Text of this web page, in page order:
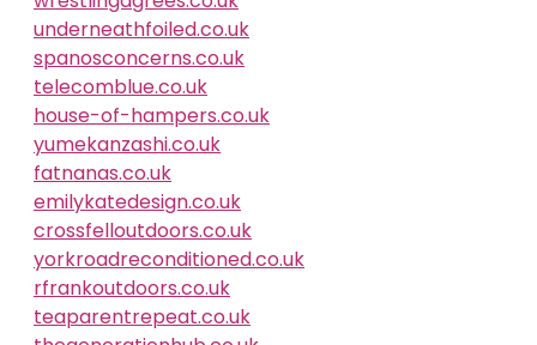
underneathfoiled.co.uk
spanosconcerns.co.uk
telecomblue.co.uk
house-of-hampers.co.uk
yumekanzashi.co.uk
fatnanas.co.uk
emilykatedesign.co.uk
crossfelloutdoors.co.uk
yorkroadreconditioned.co.uk
rfrankoutdoors.co.uk
teaparentrepeat.co.uk